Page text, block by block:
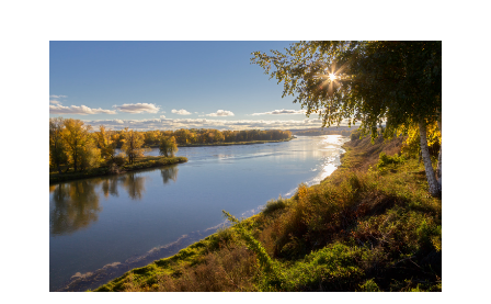
Д. Серікбаев атындағы Шығыс Қазақстан
техникалық университетінің ғылыми-
зерттеу тобы бағдарламалық-нысаналы
қаржыландыру аясында Ертіс өзенінің
экожүйесіне антропогендік әсерін
зерттеу бойынша ғылыми жобаны жүзеге
асыруда.